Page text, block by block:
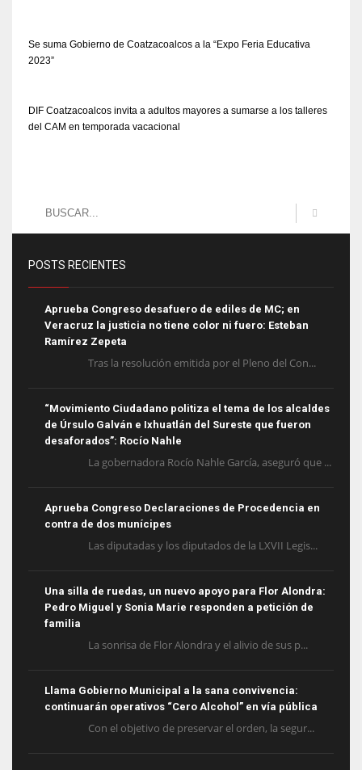
Se suma Gobierno de Coatzacoalcos a la “Expo Feria Educativa
2023”
DIF Coatzacoalcos invita a adultos mayores a sumarse a los talleres
del CAM en temporada vacacional
POSTS RECIENTES
Aprueba Congreso desafuero de ediles de MC; en
Veracruz la justicia no tiene color ni fuero: Esteban
Ramírez Zepeta
Tras la resolución emitida por el Pleno del Con...
“Movimiento Ciudadano politiza el tema de los alcaldes
de Úrsulo Galván e Ixhuatlán del Sureste que fueron
desaforados”: Rocío Nahle
La gobernadora Rocío Nahle García, aseguró que ...
Aprueba Congreso Declaraciones de Procedencia en
contra de dos munícipes
Las diputadas y los diputados de la LXVII Legis...
Una silla de ruedas, un nuevo apoyo para Flor Alondra:
Pedro Miguel y Sonia Marie responden a petición de
familia
La sonrisa de Flor Alondra y el alivio de sus p...
Llama Gobierno Municipal a la sana convivencia:
continuarán operativos “Cero Alcohol” en vía pública
Con el objetivo de preservar el orden, la segur...